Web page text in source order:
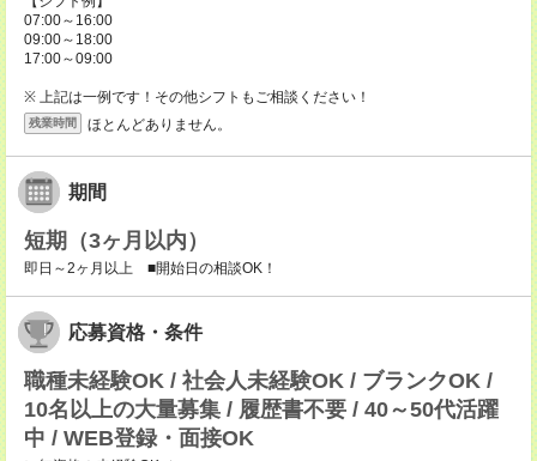
07:00～16:00
09:00～18:00
17:00～09:00
※ 上記は一例です！その他シフトもご相談ください！
残業時間 ほとんどありません。
期間
短期（3ヶ月以内）
即日～2ヶ月以上 ■開始日の相談OK！
応募資格・条件
職種未経験OK / 社会人未経験OK / ブランクOK /
10名以上の大量募集 / 履歴書不要 / 40～50代活躍
中 / WEB登録・面接OK